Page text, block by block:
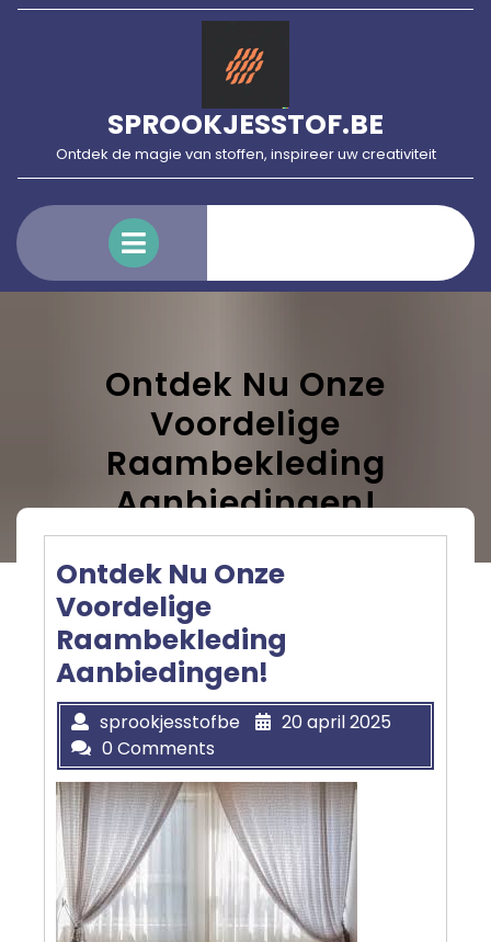
Skip
SPROOKJESSTOF.BE
Ontdek de magie van stoffen, inspireer uw creativiteit
Menu
Ontdek Nu Onze
Voordelige
Raambekleding
Aanbiedingen!
Ontdek Nu Onze
Voordelige
Raambekleding
Aanbiedingen!
sprookjesstofbe
20 april 2025
0 Comments